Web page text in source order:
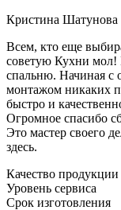
Кристина Шатунова
Всем, кто еще
советую Кухни мол!
спальню. Начиная с
монтажом никаких
быстро и
Огромное спасибо
Это мастер своего
здесь.
Качество продукции
Уровень сервиса
Срок изготовления